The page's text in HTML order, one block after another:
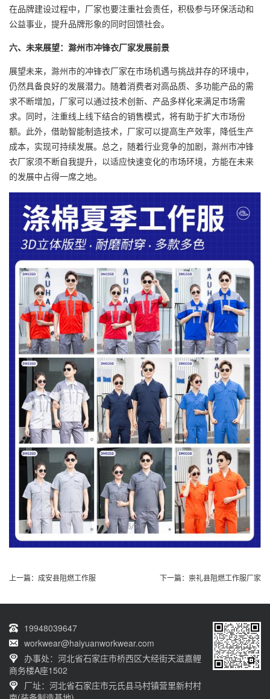
在品牌建设过程中，厂家也要注重社会责任，积极参与环保活动和
公益事业，提升品牌形象的同时回馈社会。
六、未来展望：滁州市冲锋衣厂家发展前景
展望未来，滁州市的冲锋衣厂家在市场机遇与挑战并存的环境中，
仍然具备良好的发展潜力。随着消费者对高品质、多功能产品的需
求不断增加，厂家可以通过技术创新、产品多样化来满足市场需
求。同时，注重线上线下结合的销售模式，将有助于扩大市场份
额。此外，借助智能制造技术，厂家可以提高生产效率，降低生产
成本，实现可持续发展。总之，随着行业竞争的加剧，滁州市冲锋
衣厂家须不断自我提升，以适应快速变化的市场环境，方能在未来
的发展中占得一席之地。
上一篇： 成安县阻燃工作服 下一篇： 崇礼县阻燃工作服厂家
19948039647
workwear@haiyuanworkwear.com
办事处：河北省石家庄市桥西区大经街天滋嘉鲤
商务楼A座1502
厂址：河北省石家庄市元氏县马村镇营里新村村